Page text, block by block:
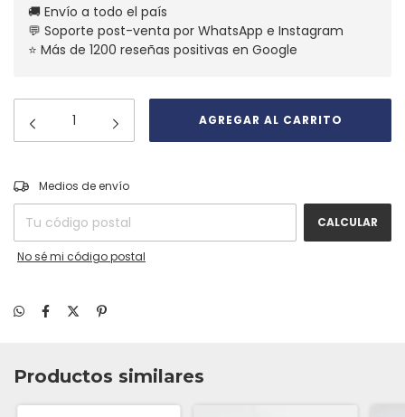
🚚 Envío a todo el país
💬 Soporte post-venta por WhatsApp e Instagram
⭐ Más de 1200 reseñas positivas en Google
Entregas para el CP:
Medios de envío
CALCULAR
No sé mi código postal
Productos similares